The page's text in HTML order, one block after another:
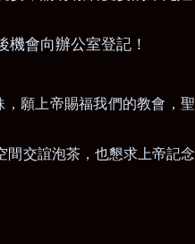
會向辦公室登記！
，願上帝賜福我們的教會，聖
間交誼泡茶，也懇求上帝記念